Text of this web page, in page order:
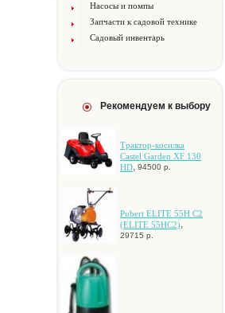
Насосы и помпы
Запчасти к садовой технике
Садовый инвентарь
Рекомендуем к выбору
Tpaктop-кocилкa
Castel Garden XF 130
HD, 94500 р.
Pubert ELITE 55H C2
(ELITE 55HC2),
29715 р.